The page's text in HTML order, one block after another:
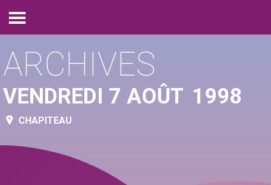
Open
menu
ARCHIVES
VENDREDI 7 AOÛT 1998
CHAPITEAU